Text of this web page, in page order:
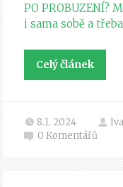
PO PROBUZENÍ?
i sama sobě a
Celý článek
8.1. 2024
0 Komentářů